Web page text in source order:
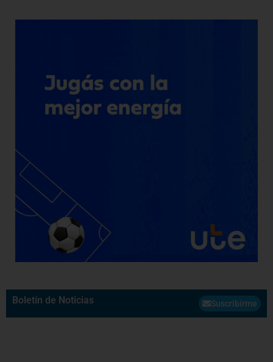
Boletín de Noticias Suscribirme